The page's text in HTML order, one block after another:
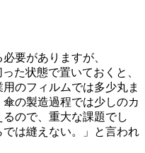
要がありますが、
た状態で置いておくと、
のフィルムでは多少丸ま
の製造過程では少しのカ
ので、重大な課題でし
は縫えない。」と言われ